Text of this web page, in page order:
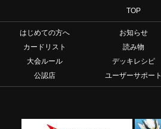
TOP
はじめての方へ お知らせ
カードリスト
読み物
大会ルール
デッキレシピ
公認店
ユーザーサポート